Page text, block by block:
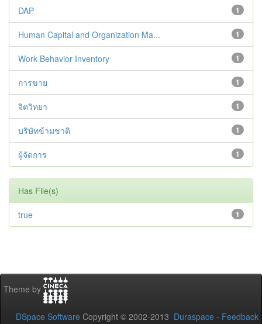
1
DAP
1
Human Capital and Organization Ma...
1
Work Behavior Inventory
1
การขาย
1
จิตวิทยา
1
บริษัทข้ามชาติ
1
ผู้จัดการ
Has File(s)
1
true
Theme by
DSpace Software Copyright © 2002-2013 Duraspace - Feedback